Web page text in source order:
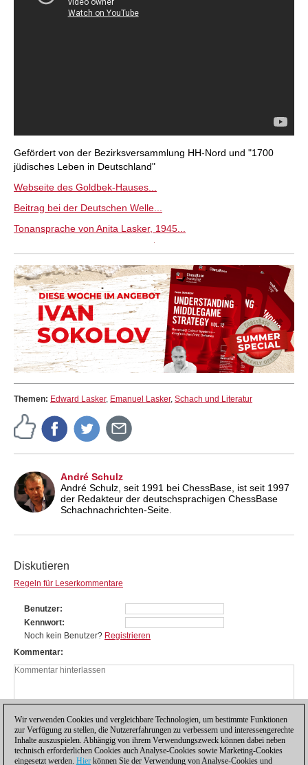
Gefördert von der Bezirksversammlung HH-Nord und "1700
jüdisches Leben in Deutschland"
Webseite des Goldbek-Hauses...
Beitrag bei der Deutschen Welle...
Tonansprache von Anita Lasker, 1945...
Themen: Edward Lasker, Emanuel Lasker, Schach und Literatur
André Schulz
André Schulz, seit 1991 bei ChessBase, ist seit 1997
der Redakteur der deutschsprachigen ChessBase
Schachnachrichten-Seite.
Diskutieren
Regeln für Leserkommentare
Benutzer
Kennwort
Noch kein Benutzer? Registrieren
Kommentar
Wir verwenden Cookies und vergleichbare Technologien, um bestimmte Funktionen
zur Verfügung zu stellen, die Nutzererfahrungen zu verbessern und interessengerechte
Inhalte auszuspielen. Abhängig von ihrem Verwendungszweck können dabei neben
technisch erforderlichen Cookies auch Analyse-Cookies sowie Marketing-Cookies
eingesetzt werden. Hier können Sie der Verwendung von Analyse-Cookies und